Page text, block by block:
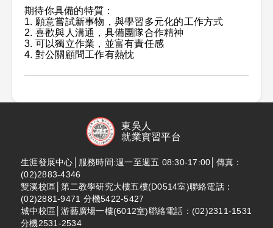
期待你具備的特質：
1. 願意嘗試新事物，與學習多元化的工作方式
2. 喜歡與人溝通，具備團隊合作精神
3. 可以獨立作業，並富有責任感
4. 對公關顧問工作有熱忱
東吳人
就業實習平台
生涯發展中心│服務時間:週一至週五 08:30-17:00│傳真：
(02)2883-4346
雙溪校區│第二教學研究大樓五樓(D0514室)聯絡電話：
(02)2881-9471 分機5422-5427
城中校區│游藝廣場一樓(6012室)聯絡電話：(02)2311-1531
分機2531-2534